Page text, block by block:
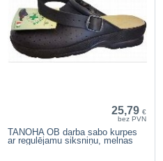
25,79 €
bez PVN
TANOHA OB darba sabo kurpes
ar regulējamu siksniņu, melnas